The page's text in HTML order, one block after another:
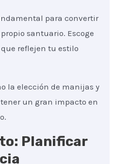
para convertir
santuario. Escoge
reflejen tu estilo
la elección de manijas y
un gran impacto en
Planificar